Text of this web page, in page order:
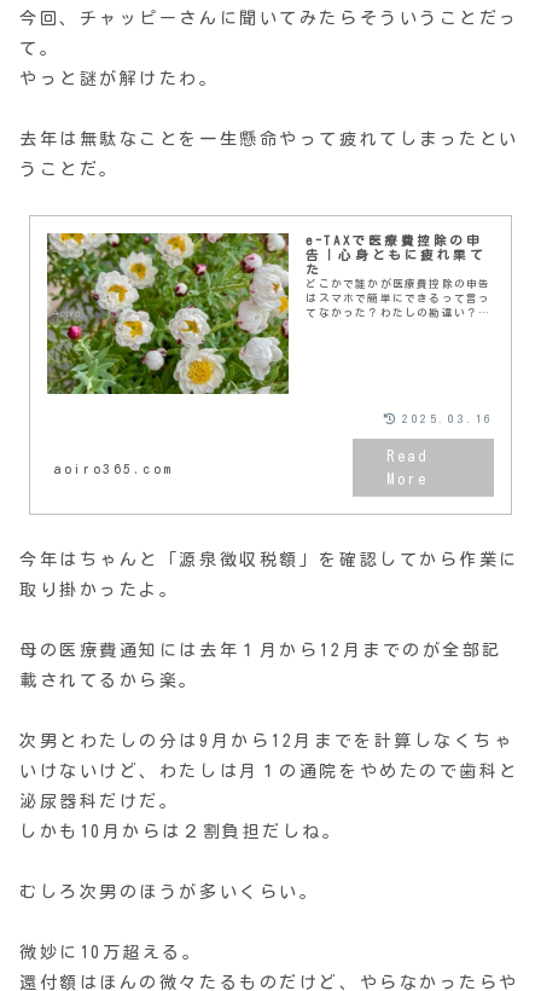
今回、チャッピーさんに聞いてみたらそういうことだっ
て。
やっと謎が解けたわ。
去年は無駄なことを一生懸命やって疲れてしまったとい
うことだ。
e-TAXで医療費控除の申
告｜心身ともに疲れ果て
た
どこかで誰かが医療費控除の申告
はスマホで簡単にできるって言っ
てなかった？わたしの勘違い？今
aoiro365.com
2025.03.16
今年はちゃんと「源泉徴収税額」を確認してから作業に
取り掛かったよ。
母の医療費通知には去年１月から12月までのが全部記
載されてるから楽。
次男とわたしの分は9月から12月までを計算しなくちゃ
いけないけど、わたしは月１の通院をやめたので歯科と
泌尿器科だけだ。
しかも10月からは２割負担だしね。
むしろ次男のほうが多いくらい。
微妙に10万超える。
還付額はほんの微々たるものだけど、やらなかったらや